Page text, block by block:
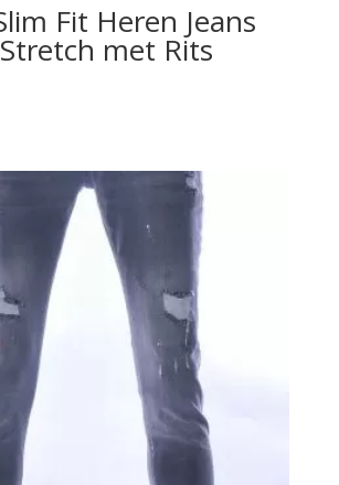
Fit Heren Jeans
met Rits